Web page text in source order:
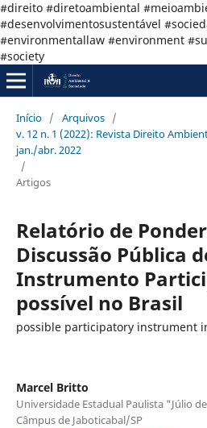
#direito #diretoambiental
#desenvolvimentosustentável
#environmentallaw #environment
#society
Início / Arquivos /
v. 12 n. 1 (2022): Revista Direito
jan./abr. 2022
/
Artigos
Relatório de
Discussão Pública
Instrumento
possível no Brasil
possible participatory instrument
Marcel Britto
Universidade Estadual Paulista "Júlio
Câmpus de Jaboticabal/SP